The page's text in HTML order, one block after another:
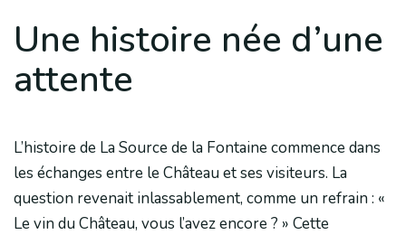
Une histoire née d’une
attente
L’histoire de La Source de la Fontaine commence dans
les échanges entre le Château et ses visiteurs. La
question revenait inlassablement, comme un refrain : «
Le vin du Château, vous l’avez encore ? » Cette